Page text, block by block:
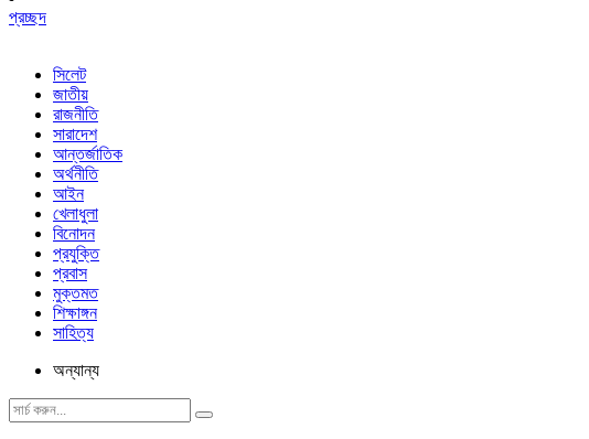
প্রচ্ছদ
সিলেট
জাতীয়
রাজনীতি
সারাদেশ
আন্তর্জাতিক
অর্থনীতি
আইন
খেলাধুলা
বিনোদন
প্রযুক্তি
প্রবাস
মুক্তমত
শিক্ষাঙ্গন
সাহিত্য
অন্যান্য